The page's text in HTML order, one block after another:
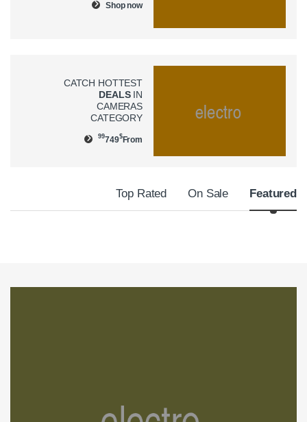
Shop now
CATCH HOTTEST
DEALSIN
CAMERAS
CATEGORY
From
$
749
99
Product Carousel Tabs
Featured
On Sale
Top Rated